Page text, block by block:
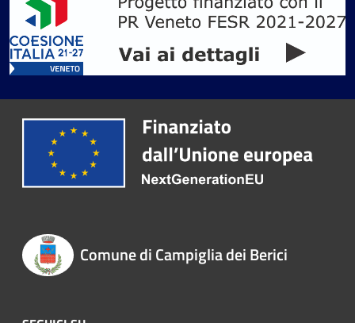
Comune di Campiglia dei Berici